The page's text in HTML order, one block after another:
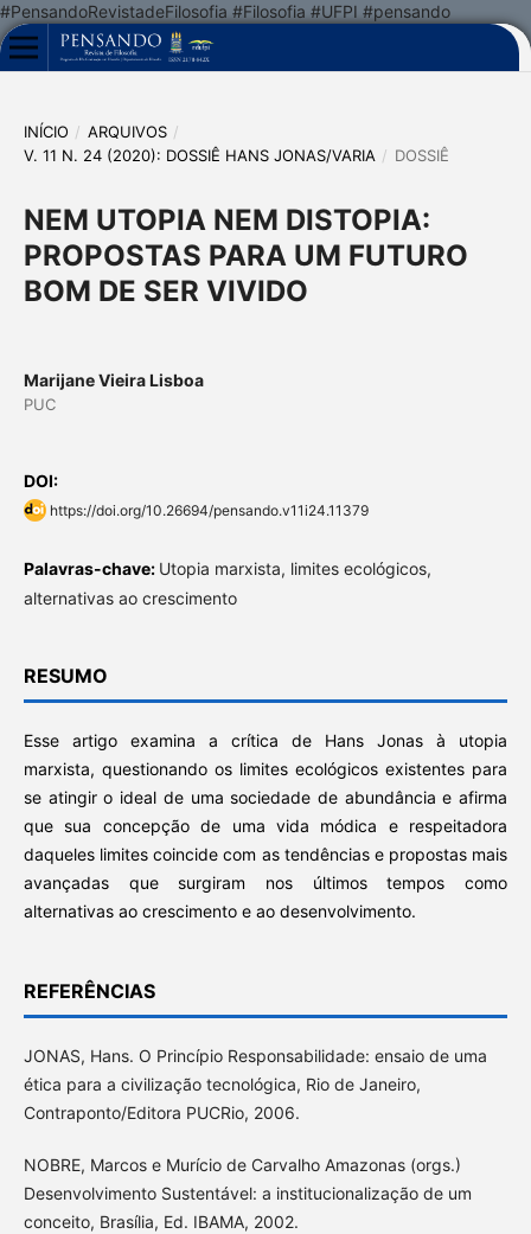
#PensandoRevistadeFilosofia #Filosofia #UFPI #pensando
INÍCIO / ARQUIVOS /
V. 11 N. 24 (2020): DOSSIÊ HANS JONAS/VARIA / DOSSIÊ
NEM UTOPIA NEM DISTOPIA:
PROPOSTAS PARA UM FUTURO
BOM DE SER VIVIDO
Marijane Vieira Lisboa
PUC
DOI:
https://doi.org/10.26694/pensando.v11i24.11379
Palavras-chave: Utopia marxista, limites ecológicos,
alternativas ao crescimento
RESUMO
Esse artigo examina a crítica de Hans Jonas à utopia
marxista, questionando os limites ecológicos existentes para
se atingir o ideal de uma sociedade de abundância e afirma
que sua concepção de uma vida módica e respeitadora
daqueles limites coincide com as tendências e propostas mais
avançadas que surgiram nos últimos tempos como
alternativas ao crescimento e ao desenvolvimento.
REFERÊNCIAS
JONAS, Hans. O Princípio Responsabilidade: ensaio de uma
ética para a civilização tecnológica, Rio de Janeiro,
Contraponto/Editora PUCRio, 2006.
NOBRE, Marcos e Murício de Carvalho Amazonas (orgs.)
Desenvolvimento Sustentável: a institucionalização de um
conceito, Brasília, Ed. IBAMA, 2002.